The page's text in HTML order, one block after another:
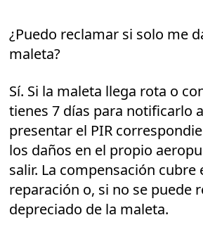
¿Puedo reclamar si solo me
maleta?
Sí. Si la maleta llega rota o
tienes 7 días para notificarlo
presentar el PIR
los daños en el propio
salir. La compensación cubre
reparación o, si no se puede
depreciado de la maleta.